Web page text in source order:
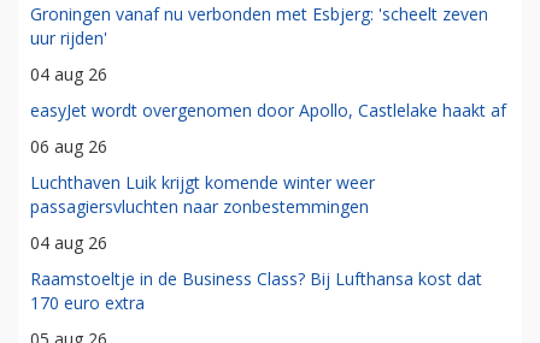
Groningen vanaf nu verbonden met Esbjerg: 'scheelt zeven
uur rijden'
04 aug 26
easyJet wordt overgenomen door Apollo, Castlelake haakt af
06 aug 26
Luchthaven Luik krijgt komende winter weer
passagiersvluchten naar zonbestemmingen
04 aug 26
Raamstoeltje in de Business Class? Bij Lufthansa kost dat
170 euro extra
05 aug 26